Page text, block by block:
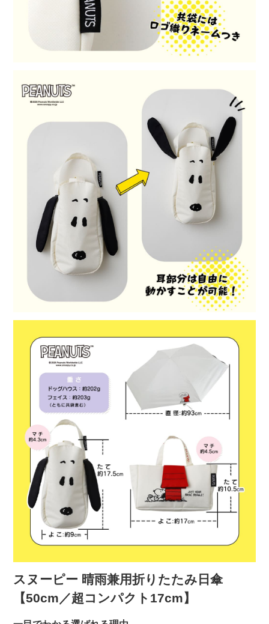
スヌーピー 晴雨兼用折りたたみ日傘
【50cm／超コンパクト17cm】